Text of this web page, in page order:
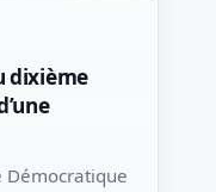
dixième
Démocratique